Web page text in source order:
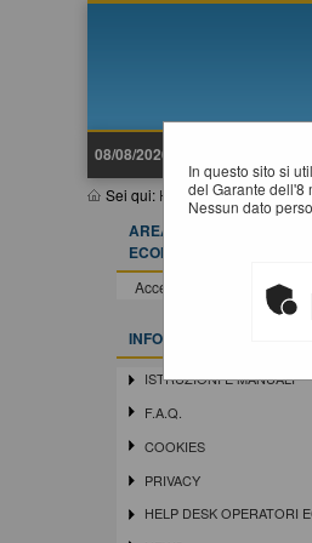
08/08/2026 13:35
Sei qui: Home»Procedure
In questo sito si
del Garante dell'8
Nessun dato
AREA RISERVATA
ECONOMICO
Accedi - Registrati
INFORMAZIONI
ISTRUZIONI E MANUALI
F.A.Q.
COOKIES
PRIVACY
HELP DESK OPERATORI